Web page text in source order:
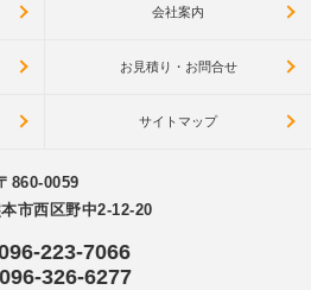
会社案内
お見積り・お問合せ
サイトマップ
860-0059
市西区野中2-12-20
223-7066
096-326-6277